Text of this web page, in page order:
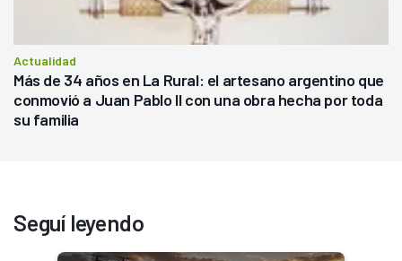
Actualidad
Más de 34 años en La Rural: el artesano argentino que
conmovió a Juan Pablo II con una obra hecha por toda
su familia
Seguí leyendo